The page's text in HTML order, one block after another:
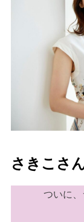
さきこさ
ついに、